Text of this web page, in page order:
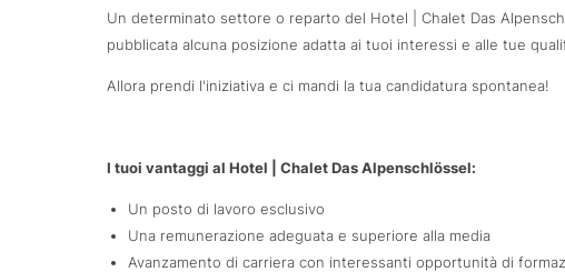
Un determinato settore o reparto del Hotel | Chalet Das
pubblicata alcuna posizione adatta ai tuoi interessi e alle tue
Allora prendi l'iniziativa e ci mandi la tua candidatura spontanea!
I tuoi vantaggi al Hotel | Chalet Das Alpenschlössel:
Un posto di lavoro esclusivo
Una remunerazione adeguata e superiore alla media
Avanzamento di carriera con interessanti opportunità di